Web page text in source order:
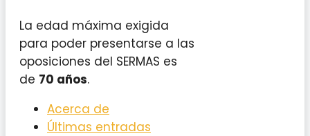
La edad máxima exigida
para poder presentarse a las
oposiciones del SERMAS es
de 70 años.
Acerca de
Últimas entradas